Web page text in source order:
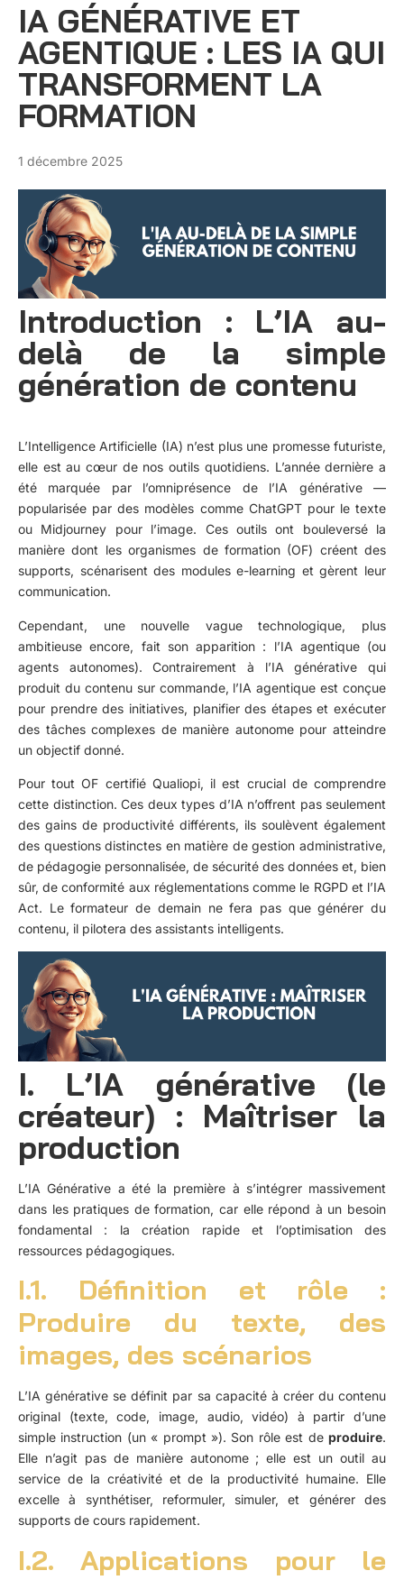
IA GÉNÉRATIVE ET
AGENTIQUE : LES IA QUI
TRANSFORMENT LA
FORMATION
1 décembre 2025
Introduction : L’IA au-
delà de la simple
génération de contenu
L’Intelligence Artificielle (IA) n’est plus une promesse futuriste,
elle est au cœur de nos outils quotidiens. L’année dernière a
été marquée par l’omniprésence de l’IA générative —
popularisée par des modèles comme ChatGPT pour le texte
ou Midjourney pour l’image. Ces outils ont bouleversé la
manière dont les organismes de formation (OF) créent des
supports, scénarisent des modules e-learning et gèrent leur
communication.
Cependant, une nouvelle vague technologique, plus
ambitieuse encore, fait son apparition : l’IA agentique (ou
agents autonomes). Contrairement à l’IA générative qui
produit du contenu sur commande, l’IA agentique est conçue
pour prendre des initiatives, planifier des étapes et exécuter
des tâches complexes de manière autonome pour atteindre
un objectif donné.
Pour tout OF certifié Qualiopi, il est crucial de comprendre
cette distinction. Ces deux types d’IA n’offrent pas seulement
des gains de productivité différents, ils soulèvent également
des questions distinctes en matière de gestion administrative,
de pédagogie personnalisée, de sécurité des données et, bien
sûr, de conformité aux réglementations comme le RGPD et l’IA
Act. Le formateur de demain ne fera pas que générer du
contenu, il pilotera des assistants intelligents.
I. L’IA générative (le
créateur) : Maîtriser la
production
L’IA Générative a été la première à s’intégrer massivement
dans les pratiques de formation, car elle répond à un besoin
fondamental : la création rapide et l’optimisation des
ressources pédagogiques.
I.1. Définition et rôle :
Produire du texte, des
images, des scénarios
L’IA générative se définit par sa capacité à créer du contenu
original (texte, code, image, audio, vidéo) à partir d’une
simple instruction (un « prompt »). Son rôle est de produire.
Elle n’agit pas de manière autonome ; elle est un outil au
service de la créativité et de la productivité humaine. Elle
excelle à synthétiser, reformuler, simuler, et générer des
supports de cours rapidement.
I.2. Applications pour le